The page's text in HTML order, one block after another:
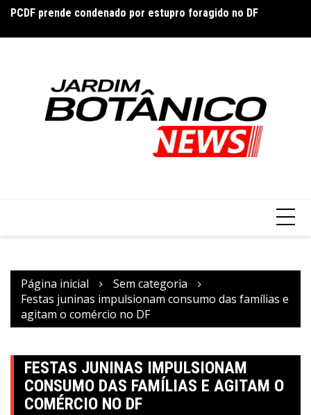
o
Forlán assume seleção do Uruguai após saída de Bielsa e
Página inicial
Sem categoria
Festas juninas impulsionam consumo das famílias e
agitam o comércio no DF
FESTAS JUNINAS IMPULSIONAM
CONSUMO DAS FAMÍLIAS E AGITAM O
COMÉRCIO NO DF